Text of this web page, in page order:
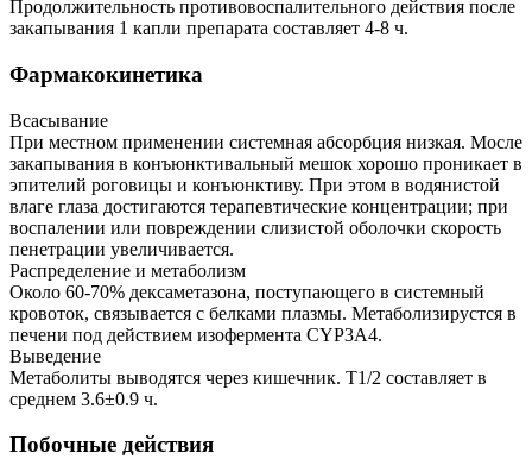
Продолжительность противовоспалительного действия после
закапывания 1 капли препарата составляет 4-8 ч.
Фармакокинетика
Всасывание
При местном применении системная абсорбция низкая. Мосле
закапывания в конъюнктивальный мешок хорошо проникает в
эпителий роговицы и конъюнктиву. При этом в водянистой
влаге глаза достигаются терапевтические концентрации; при
воспалении или повреждении слизистой оболочки скорость
пенетрации увеличивается.
Распределение и метаболизм
Около 60-70% дексаметазона, поступающего в системный
кровоток, связывается с белками плазмы. Метаболизирустся в
печени под действием изофермента CYP3A4.
Выведение
Метаболиты выводятся через кишечник. T1/2 составляет в
среднем 3.6±0.9 ч.
Побочные действия